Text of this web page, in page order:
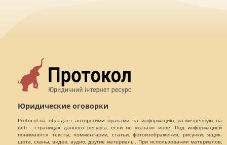
Юридические оговорки
Protocol.ua обладает авторскими правами на информацию, размещенную на
веб - страницах данного ресурса, если не указано иное. Под информацией
понимаются тексты, комментарии, статьи, фотоизображения, рисунки, ящик-
шота, сканы, видео, аудио, другие материалы. При использовании материалов,